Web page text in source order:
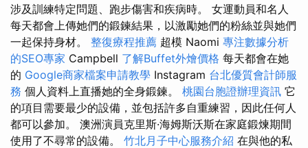
涉及訓練特定問題、跑步傷害和疾病時。 女運動員和名人
每天都會上傳她們的鍛鍊結果，以激勵她們的粉絲並與她們
一起保持身材。 整復療程推薦 超模 Naomi 專注數據分析
的SEO專家 Campbell 了解Buffet外燴價格 每天都會在她
的 Google商家檔案申請教學 Instagram 台北優質會計師服
務 個人資料上直播她的全身鍛鍊。 桃園台胞證辦理資訊 它
的項目需要最少的設備，並包括許多自重練習，因此任何人
都可以參加。 澳洲演員克里斯·海姆斯沃斯在家庭鍛煉期間
使用了不尋常的設備。 竹北月子中心服務介紹 在與他的私